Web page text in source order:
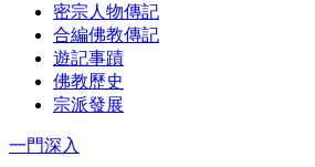
密宗人物傳記
合編佛教傳記
遊記事蹟
佛教歷史
宗派發展
一門深入